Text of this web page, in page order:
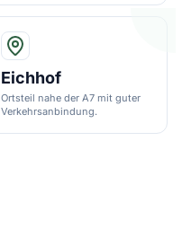
Eichhof
Ortsteil nahe der A7 mit guter
Verkehrsanbindung.